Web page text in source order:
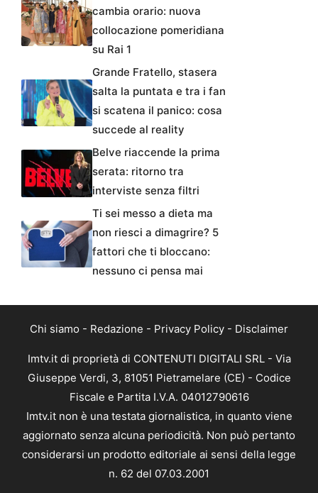
cambia orario: nuova
collocazione pomeridiana
su Rai 1
Grande Fratello, stasera
salta la puntata e tra i fan
si scatena il panico: cosa
succede al reality
Belve riaccende la prima
serata: ritorno tra
interviste senza filtri
Ti sei messo a dieta ma
non riesci a dimagrire? 5
fattori che ti bloccano:
nessuno ci pensa mai
Chi siamo - Redazione - Privacy Policy - Disclaimer
Imtv.it di proprietà di CONTENUTI DIGITALI SRL - Via
Giuseppe Verdi, 3, 81051 Pietramelare (CE) - Codice
Fiscale e Partita I.V.A. 04012790616
Imtv.it non è una testata giornalistica, in quanto viene
aggiornato senza alcuna periodicità. Non può pertanto
considerarsi un prodotto editoriale ai sensi della legge
n. 62 del 07.03.2001